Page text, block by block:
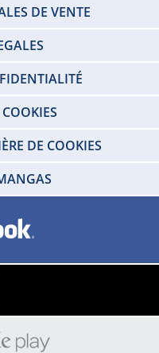
DE VENTE
DE COOKIES